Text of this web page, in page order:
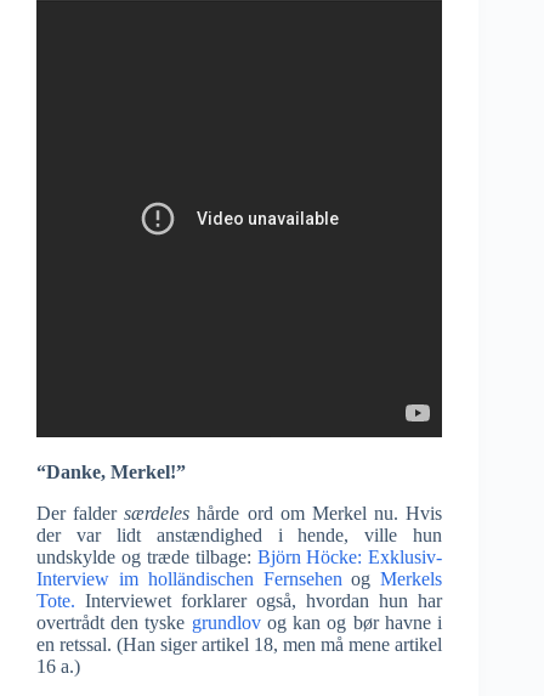
“Danke, Merkel!”
Der faldersærdeles hårde ord om Merkel nu. Hvis
der var lidt anstændighed i hende, ville hun
undskylde og træde tilbage: Björn Höcke: Exklusiv-
Interview im holländischen Fernsehen ogMerkels
Tote. Interviewet forklarer også, hvordan hun har
overtrådt den tyske grundlovog kan og bør havne i
en retssal. (Han siger artikel 18, men må mene artikel
16 a.)